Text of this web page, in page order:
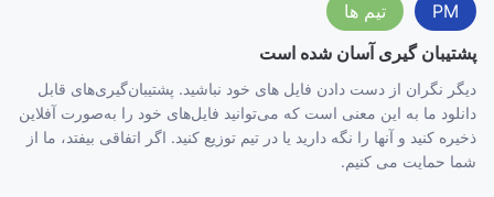
PM
تیم ها
پشتیبان گیری آسان شده است
دیگر نگران از دست دادن فایل های خود نباشید. پشتیبان‌گیری‌های قابل
دانلود ما به این معنی است که می‌توانید فایل‌های خود را به‌صورت آفلاین
ذخیره کنید و آنها را نگه دارید یا در تیم توزیع کنید. اگر اتفاقی بیفتد، ما از
شما حمایت می کنیم.